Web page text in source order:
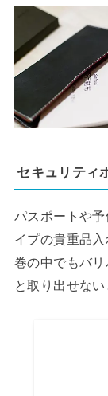
セキュリティ
パスポートや
イプの貴重品
巻の中でもバ
と取り出せない